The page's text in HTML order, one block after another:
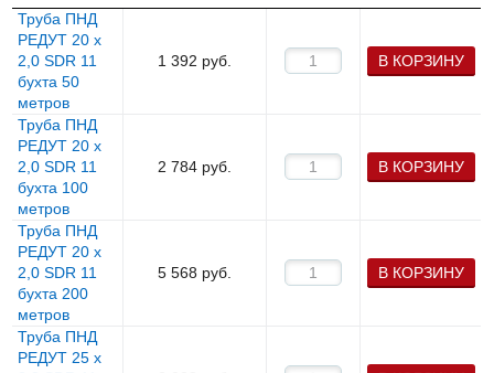
Труба ПНД
РЕДУТ 20 х
2,0 SDR 11
бухта 50
метров
1 392 руб. В КОРЗИНУ
Труба ПНД
РЕДУТ 20 х
2,0 SDR 11
бухта 100
метров
2 784 руб. В КОРЗИНУ
Труба ПНД
РЕДУТ 20 х
2,0 SDR 11
бухта 200
метров
5 568 руб. В КОРЗИНУ
Труба ПНД
РЕДУТ 25 х